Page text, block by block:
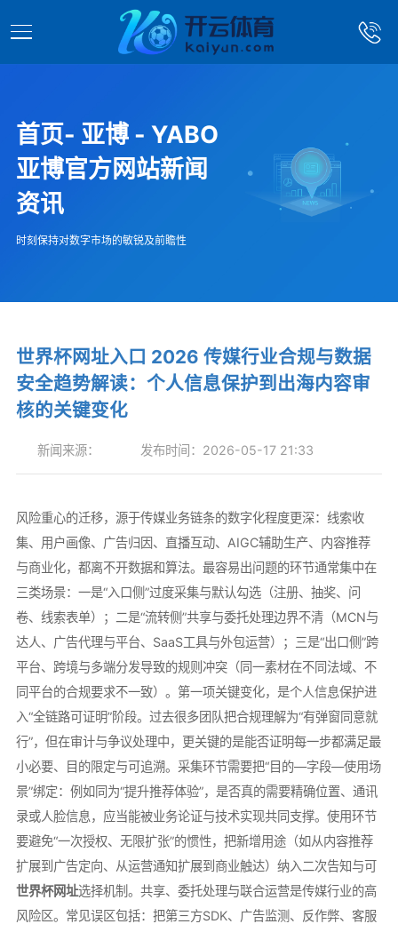
首页- 亚博 - YABO
亚博官方网站新闻
资讯
时刻保持对数字市场的敏锐及前瞻性
世界杯网址入口 2026 传媒行业合规与数据
安全趋势解读：个人信息保护到出海内容审
核的关键变化
新闻来源： 发布时间：2026-05-17 21:33
风险重心的迁移，源于传媒业务链条的数字化程度更深：线索收
集、用户画像、广告归因、直播互动、AIGC辅助生产、内容推荐
与商业化，都离不开数据和算法。最容易出问题的环节通常集中在
三类场景：一是“入口侧”过度采集与默认勾选（注册、抽奖、问
卷、线索表单）；二是“流转侧”共享与委托处理边界不清（MCN与
达人、广告代理与平台、SaaS工具与外包运营）；三是“出口侧”跨
平台、跨境与多端分发导致的规则冲突（同一素材在不同法域、不
同平台的合规要求不一致）。第一项关键变化，是个人信息保护进
入“全链路可证明”阶段。过去很多团队把合规理解为“有弹窗同意就
行”，但在审计与争议处理中，更关键的是能否证明每一步都满足最
小必要、目的限定与可追溯。采集环节需要把“目的—字段—使用场
景”绑定：例如同为“提升推荐体验”，是否真的需要精确位置、通讯
录或人脸信息，应当能被业务论证与技术实现共同支撑。使用环节
要避免“一次授权、无限扩张”的惯性，把新增用途（如从内容推荐
扩展到广告定向、从运营通知扩展到商业触达）纳入二次告知与可
世界杯网址选择机制。共享、委托处理与联合运营是传媒行业的高
风险区。常见误区包括：把第三方SDK、广告监测、反作弊、客服